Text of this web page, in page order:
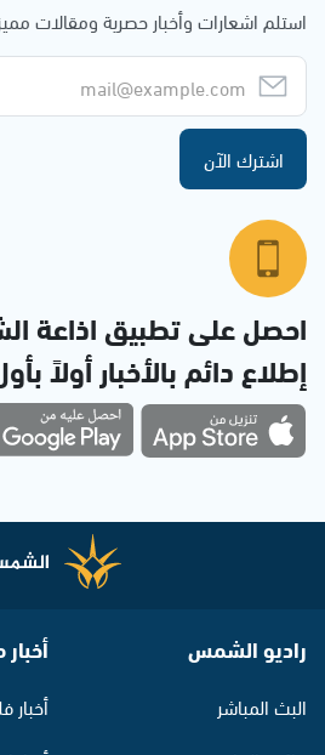
استلم اشعارات وأخبار حصرية ومقالات
اشترك الآن
احصل على تطبيق اذاعة
إطلاع دائم بالأخبار أولاً
راديو الشمس
البث المباشر
أخبار